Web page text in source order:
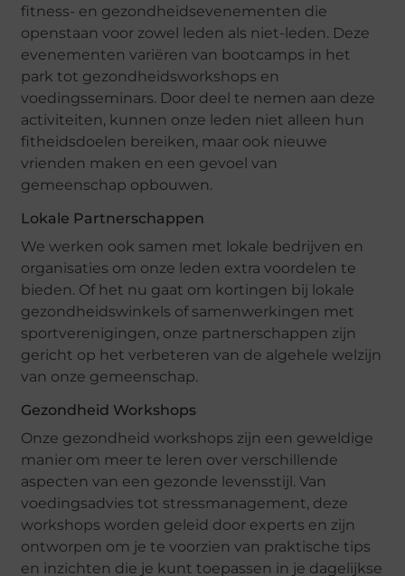
fitness- en gezondheidsevenementen die
openstaan voor zowel leden als niet-leden. Deze
evenementen variëren van bootcamps in het
park tot gezondheidsworkshops en
voedingsseminars. Door deel te nemen aan deze
activiteiten, kunnen onze leden niet alleen hun
fitheidsdoelen bereiken, maar ook nieuwe
vrienden maken en een gevoel van
gemeenschap opbouwen.
Lokale Partnerschappen
We werken ook samen met lokale bedrijven en
organisaties om onze leden extra voordelen te
bieden. Of het nu gaat om kortingen bij lokale
gezondheidswinkels of samenwerkingen met
sportverenigingen, onze partnerschappen zijn
gericht op het verbeteren van de algehele welzijn
van onze gemeenschap.
Gezondheid Workshops
Onze gezondheid workshops zijn een geweldige
manier om meer te leren over verschillende
aspecten van een gezonde levensstijl. Van
voedingsadvies tot stressmanagement, deze
workshops worden geleid door experts en zijn
ontworpen om je te voorzien van praktische tips
en inzichten die je kunt toepassen in je dagelijkse